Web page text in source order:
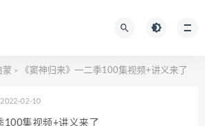
蒙 > 《窦神归来》一二季100集视频+讲义来了
2022-02-10
100集视频+讲义来了